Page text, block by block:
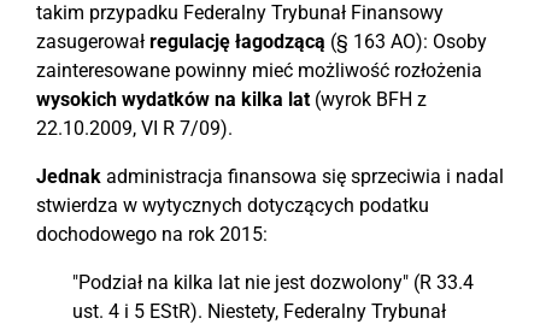
takim przypadku Federalny Trybunał Finansowy
zasugerował regulację łagodzącą (§ 163 AO): Osoby
zainteresowane powinny mieć możliwość rozłożenia
wysokich wydatków na kilka lat(wyrok BFH z
22.10.2009, VI R 7/09).
Jednak administracja finansowa się sprzeciwia i nadal
stwierdza w wytycznych dotyczących podatku
dochodowego na rok 2015:
"Podział na kilka lat nie jest dozwolony" (R 33.4
ust. 4 i 5 EStR). Niestety, Federalny Trybunał